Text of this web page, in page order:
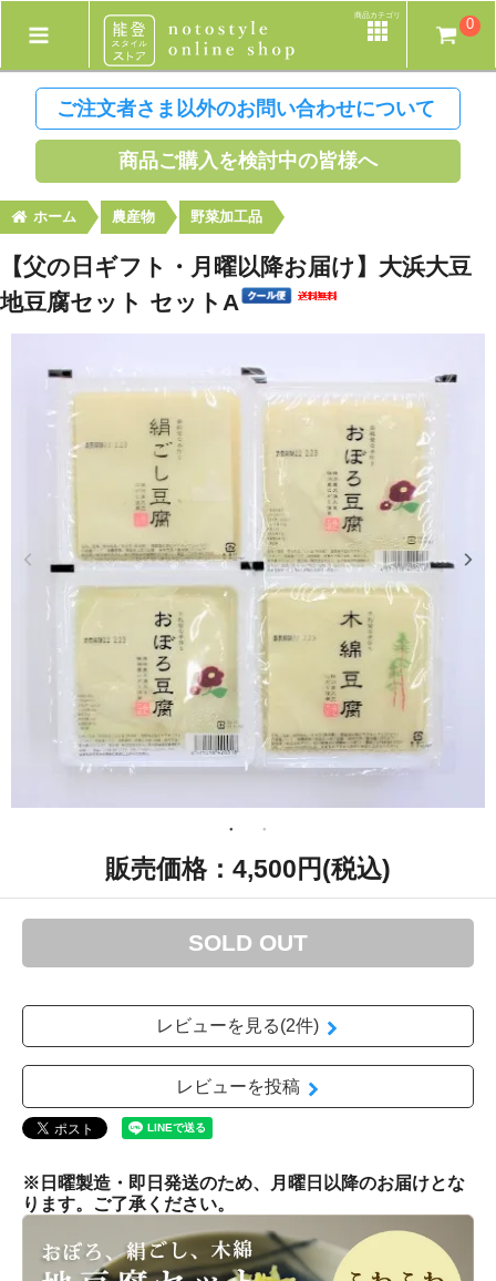
商品カテゴリ
0
ご注文者さま以外のお問い合わせについて
商品ご購入を検討中の皆様へ
ホーム 農産物 野菜加工品
【父の日ギフト・月曜以降お届け】大浜大豆
地豆腐セット セットA
4,500円(税込)
SOLD OUT
レビューを見る(2件)
レビューを投稿
※日曜製造・即日発送のため、月曜日以降のお届けとな
ります。ご了承ください。